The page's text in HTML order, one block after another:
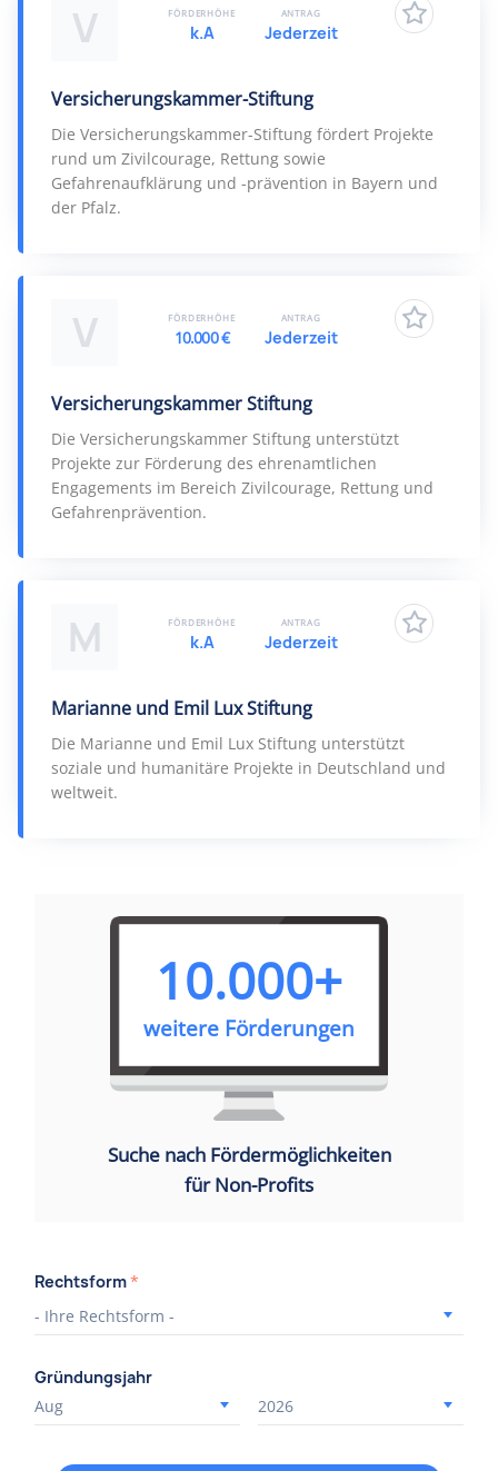
V
Versicherungskammer-Stiftung
Die Versicherungskammer-Stiftung fördert Projekte
rund um Zivilcourage, Rettung sowie
Gefahrenaufklärung und -prävention in Bayern und
der Pfalz.
FÖRDERHÖHE
k.A
ANTRAG
Jederzeit
V
Versicherungskammer Stiftung
Die Versicherungskammer Stiftung unterstützt
Projekte zur Förderung des ehrenamtlichen
Engagements im Bereich Zivilcourage, Rettung und
Gefahrenprävention.
FÖRDERHÖHE
10.000 €
ANTRAG
Jederzeit
M
Marianne und Emil Lux Stiftung
Die Marianne und Emil Lux Stiftung unterstützt
soziale und humanitäre Projekte in Deutschland und
weltweit.
FÖRDERHÖHE
k.A
ANTRAG
Jederzeit
10.000+
weitere Förderungen
Suche nach Fördermöglichkeiten
für Non-Profits
Rechtsform*
Gründungsjahr